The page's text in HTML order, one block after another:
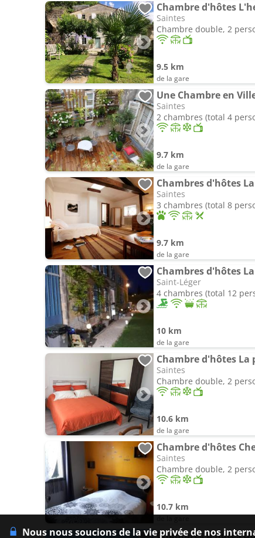
Chambre d'hôtes
Saintes
Chambre double, 2
9.5 km
de la gare
Une Chambre en
Saintes
2 chambres (total 4
9.7 km
de la gare
Chambres d'hôtes
Saintes
3 chambres (total 8
9.7 km
de la gare
Chambres d'hôtes
Saint-Léger
4 chambres (total 12
10 km
de la gare
Chambre d'hôtes La
Saintes
Chambre double, 2
10.6 km
de la gare
Chambre d'hôtes
Saintes
Chambre double, 2
10.7 km
Chambres d'hôtes
Nous nous soucions de la vie privée de nos